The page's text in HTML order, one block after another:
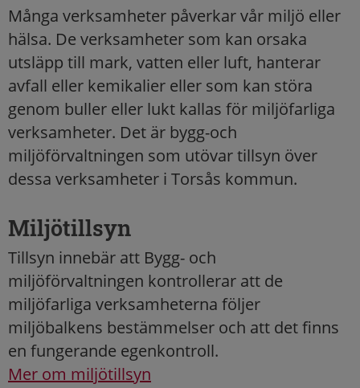
Många verksamheter påverkar vår miljö eller
hälsa. De verksamheter som kan orsaka
utsläpp till mark, vatten eller luft, hanterar
avfall eller kemikalier eller som kan störa
genom buller eller lukt kallas för miljöfarliga
verksamheter. Det är bygg-och
miljöförvaltningen som utövar tillsyn över
dessa verksamheter i Torsås kommun.
Miljötillsyn
Tillsyn innebär att Bygg- och
miljöförvaltningen kontrollerar att de
miljöfarliga verksamheterna följer
miljöbalkens bestämmelser och att det finns
en fungerande egenkontroll.
Mer om miljötillsyn